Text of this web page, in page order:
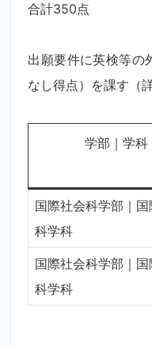
合計350点
出願要件に英検等の
なし得点）を課す（
学部｜学科
国際社会科学部｜国
科学科
国際社会科学部｜国
科学科